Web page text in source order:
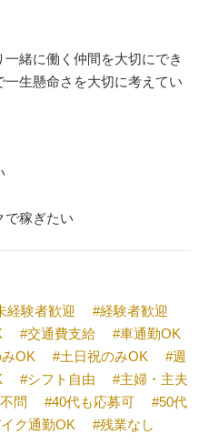
緒に働く仲間を大切にでき
生懸命さを大切に考えてい
で稼ぎたい
経験者歓迎
#経験者歓迎
#交通費支給
#車通勤OK
OK #土日祝のみOK
#週
#シフト自由
#主婦・主夫
問 #40代も応募可
#50代
ク通勤OK #残業なし